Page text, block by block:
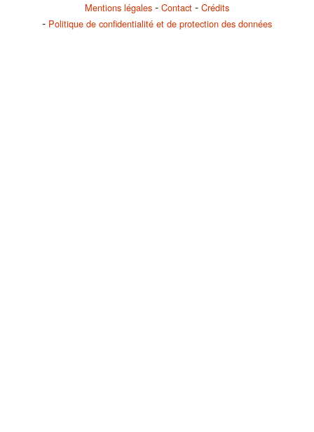
Mentions légales Contact
Crédits
Politique de confidentialité et de protection des données